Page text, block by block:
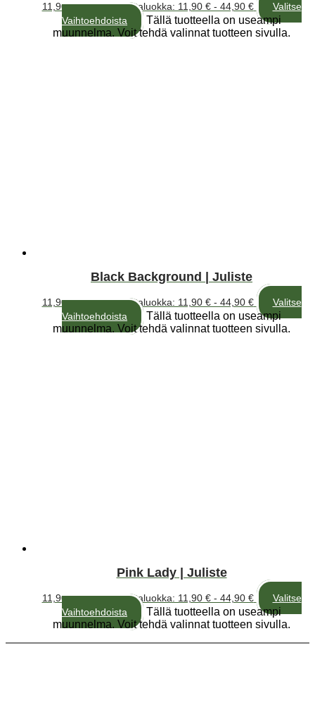
11,90€ – 44,90€Hintaluokka: 11,90 € - 44,90 €
Valitse
Vaihtoehdoista
Tällä tuotteella on useampi
muunnelma. Voit tehdä valinnat tuotteen sivulla.
Black Background | Juliste
11,90€ – 44,90€Hintaluokka: 11,90 € - 44,90 €
Valitse
Vaihtoehdoista
Tällä tuotteella on useampi
muunnelma. Voit tehdä valinnat tuotteen sivulla.
Pink Lady | Juliste
11,90€ – 44,90€Hintaluokka: 11,90 € - 44,90 €
Valitse
Vaihtoehdoista
Tällä tuotteella on useampi
muunnelma. Voit tehdä valinnat tuotteen sivulla.